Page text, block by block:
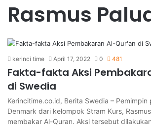
Rasmus
kerinci time April 17, 2022 0 481
Fakta-fakta Aksi
di Swedia
Kerincitime.co.id, Berita Swedia –
Denmark dari kelompok Stram Kurs,
membakar Al-Quran. Aksi tersebut